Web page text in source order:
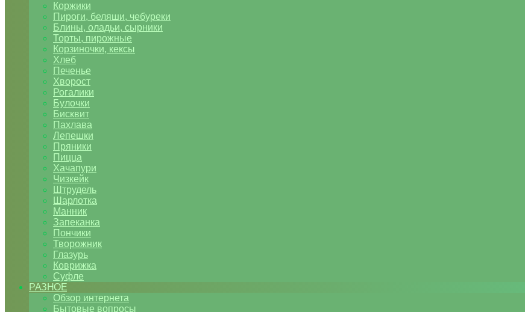
Коржики
Пироги, беляши, чебуреки
Блины, оладьи, сырники
Торты, пирожные
Корзиночки, кексы
Хлеб
Печенье
Хворост
Рогалики
Булочки
Бисквит
Пахлава
Лепешки
Пряники
Пицца
Хачапури
Чизкейк
Штрудель
Шарлотка
Манник
Запеканка
Пончики
Творожник
Глазурь
Коврижка
Суфле
РАЗНОЕ
Обзор интернета
Бытовые вопросы